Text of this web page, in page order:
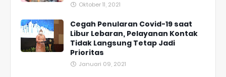
Oktober 11, 2021
Cegah Penularan Covid-19 saat
Libur Lebaran, Pelayanan Kontak
Tidak Langsung Tetap Jadi
Prioritas
Januari 09, 2021